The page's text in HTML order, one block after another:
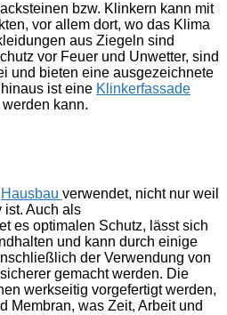
bzw. Klinkern kann mit
vor allem dort, wo das Klima
aus Ziegeln sind
vor Feuer und Unwetter, sind
und bieten eine ausgezeichnete
ist eine Klinkerfassade
kann.
Hausbau verwendet, nicht nur weil
ist. Auch als
es optimalen Schutz, lässt sich
und kann durch einige
der Verwendung von
gemacht werden. Die
werkseitig vorgefertigt werden,
Membran, was Zeit, Arbeit und